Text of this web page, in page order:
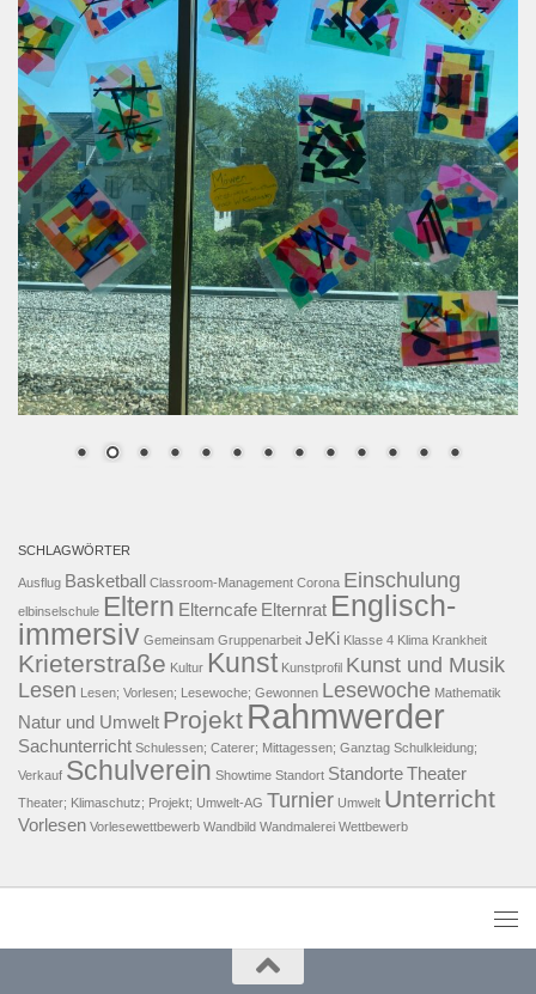
SCHLAGWÖRTER
Ausflug Basketball Classroom-Management Corona Einschulung
elbinselschule Eltern Elterncafe Elternrat Englisch-
immersiv Gemeinsam Gruppenarbeit JeKi Klasse 4 Klima Krankheit
Krieterstraße Kultur Kunst Kunstprofil Kunst und Musik
Lesen
Lesen; Vorlesen; Lesewoche; Gewonnen Lesewoche Mathematik
Natur und Umwelt Projekt Rahmwerder
Sachunterricht Schulessen; Caterer; Mittagessen; Ganztag Schulkleidung;
Verkauf Schulverein Showtime Standort StandorteTheater
Theater; Klimaschutz; Projekt; Umwelt-AG Turnier Umwelt Unterricht
Vorlesen Vorlesewettbewerb Wandbild Wandmalerei Wettbewerb